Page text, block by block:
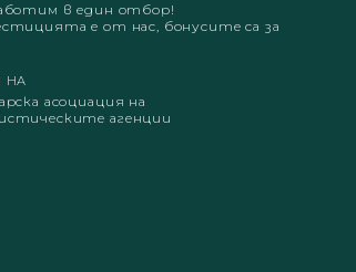
в един отбор!
е от нас, бонусите са за
НА
асоциация на
агенции